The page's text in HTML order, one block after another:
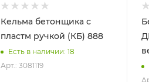
Кельма бетонщика с
пластм ручкой (КБ) 888
Есть в наличии: 18
Арт.: 3081119